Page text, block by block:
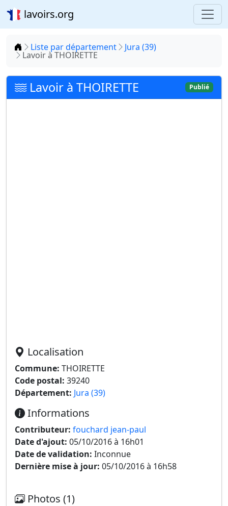
lavoirs.org
Accueil
Liste par département Jura (39)
Lavoir à THOIRETTE
Lavoir à THOIRETTE Publié
Localisation
Commune: THOIRETTE
Code postal: 39240
Département: Jura (39)
Informations
Contributeur: fouchard jean-paul
Date d'ajout: 05/10/2016 à 16h01
Date de validation: Inconnue
Dernière mise à jour: 05/10/2016 à 16h58
Photos (1)